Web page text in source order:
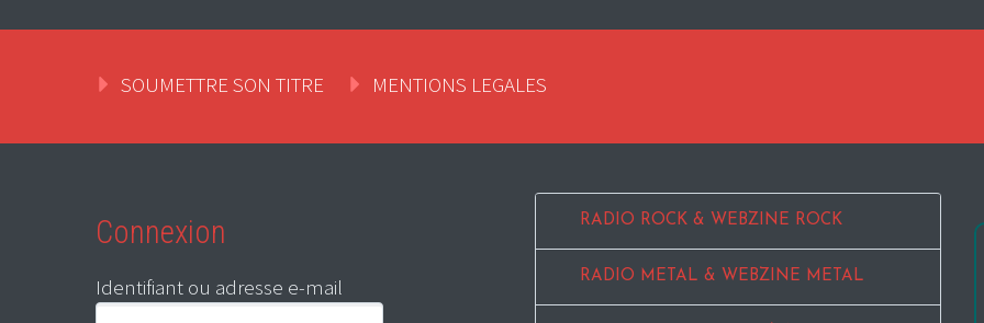
SOUMETTRE SON TITRE MENTIONS LEGALES
Connexion
Identifiant ou adresse e-mail
RADIO ROCK & WEBZINE ROCK
RADIO METAL & WEBZINE METAL